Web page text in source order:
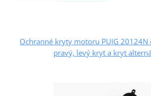
Ochranné kryty motoru PUIG 20124N
pravý, levý kryt a kryt